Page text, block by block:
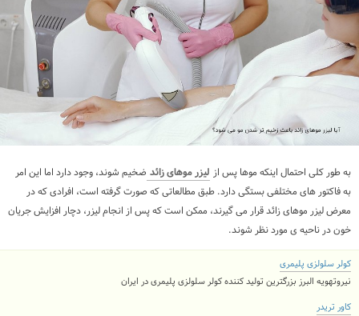
به طور کلی احتمال اینکه موها پس از لیزر موهای زائد ضخیم شوند، وجود دارد اما این امر
به فاکتور های مختلفی بستگی دارد. طبق مطالعاتی که صورت گرفته است، افرادی که در
معرض لیزر موهای زائد قرار می گیرند، ممکن است که پس از انجام لیزر، دچار افزایش جریان
خون در ناحیه ی مورد نظر شوند.
کولر سلولزی پلیمری
نیروتهویه البرز بزرگترین تولید کننده کولر سلولزی پلیمری در ایران
کاور تریدر